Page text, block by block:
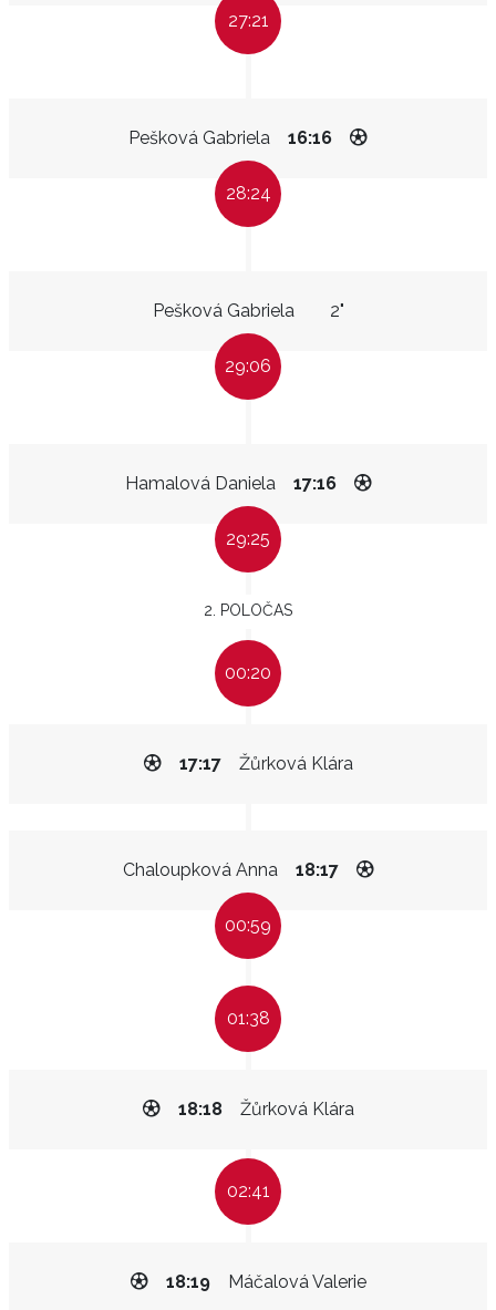
27:21
Pešková Gabriela 16:16
28:24
Pešková Gabriela 2"
29:06
Hamalová Daniela 17:16
29:25
2. POLOČAS
00:20
Žůrková Klára
17:17
Chaloupková Anna 18:17
00:59
01:38
Žůrková Klára
18:18
02:41
Máčalová Valerie
18:19